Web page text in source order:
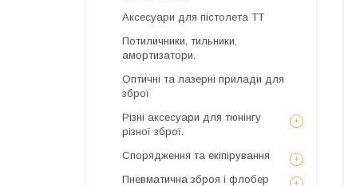
Аксесуари для пістолета ТТ
Потиличники, тильники,
амортизатори.
Оптичні та лазерні прилади для
зброї
Різні аксесуари для тюнінгу
різної зброї.
Спорядження та екіпірування
Пневматична зброя і флобер